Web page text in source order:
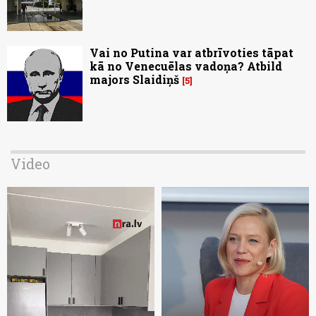
Vai no Putina var atbrīvoties tāpat
kā no Venecuēlas vadoņa? Atbild
majors Slaidiņš 5
Video